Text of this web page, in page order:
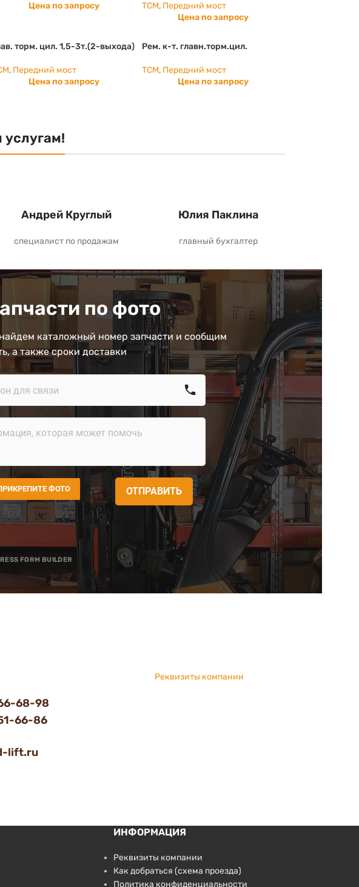
Цена по запросу
TCM, Передний мост
Цена по запросу
торм. цил. 1,5-3т.(2-выхода)
, Передний мост
Цена по запросу
Рем. к-т. главн.торм.цил.
TCM, Передний мост
Цена по запросу
Андрей Круглый
специалист по продажам
Юлия Паклина
главный бухгалтер
по фото
каталожный номер запчасти и сообщим
а также сроки доставки
call
ФОТО ОТПРАВИТЬ
FORM BUILDER
68-98
66-86
lift.ru
Реквизиты компании
ИНФОРМАЦИЯ
Реквизиты компании
Как добраться (схема проезда)
Политика конфиденциальности